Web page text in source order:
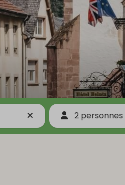
2 personnes